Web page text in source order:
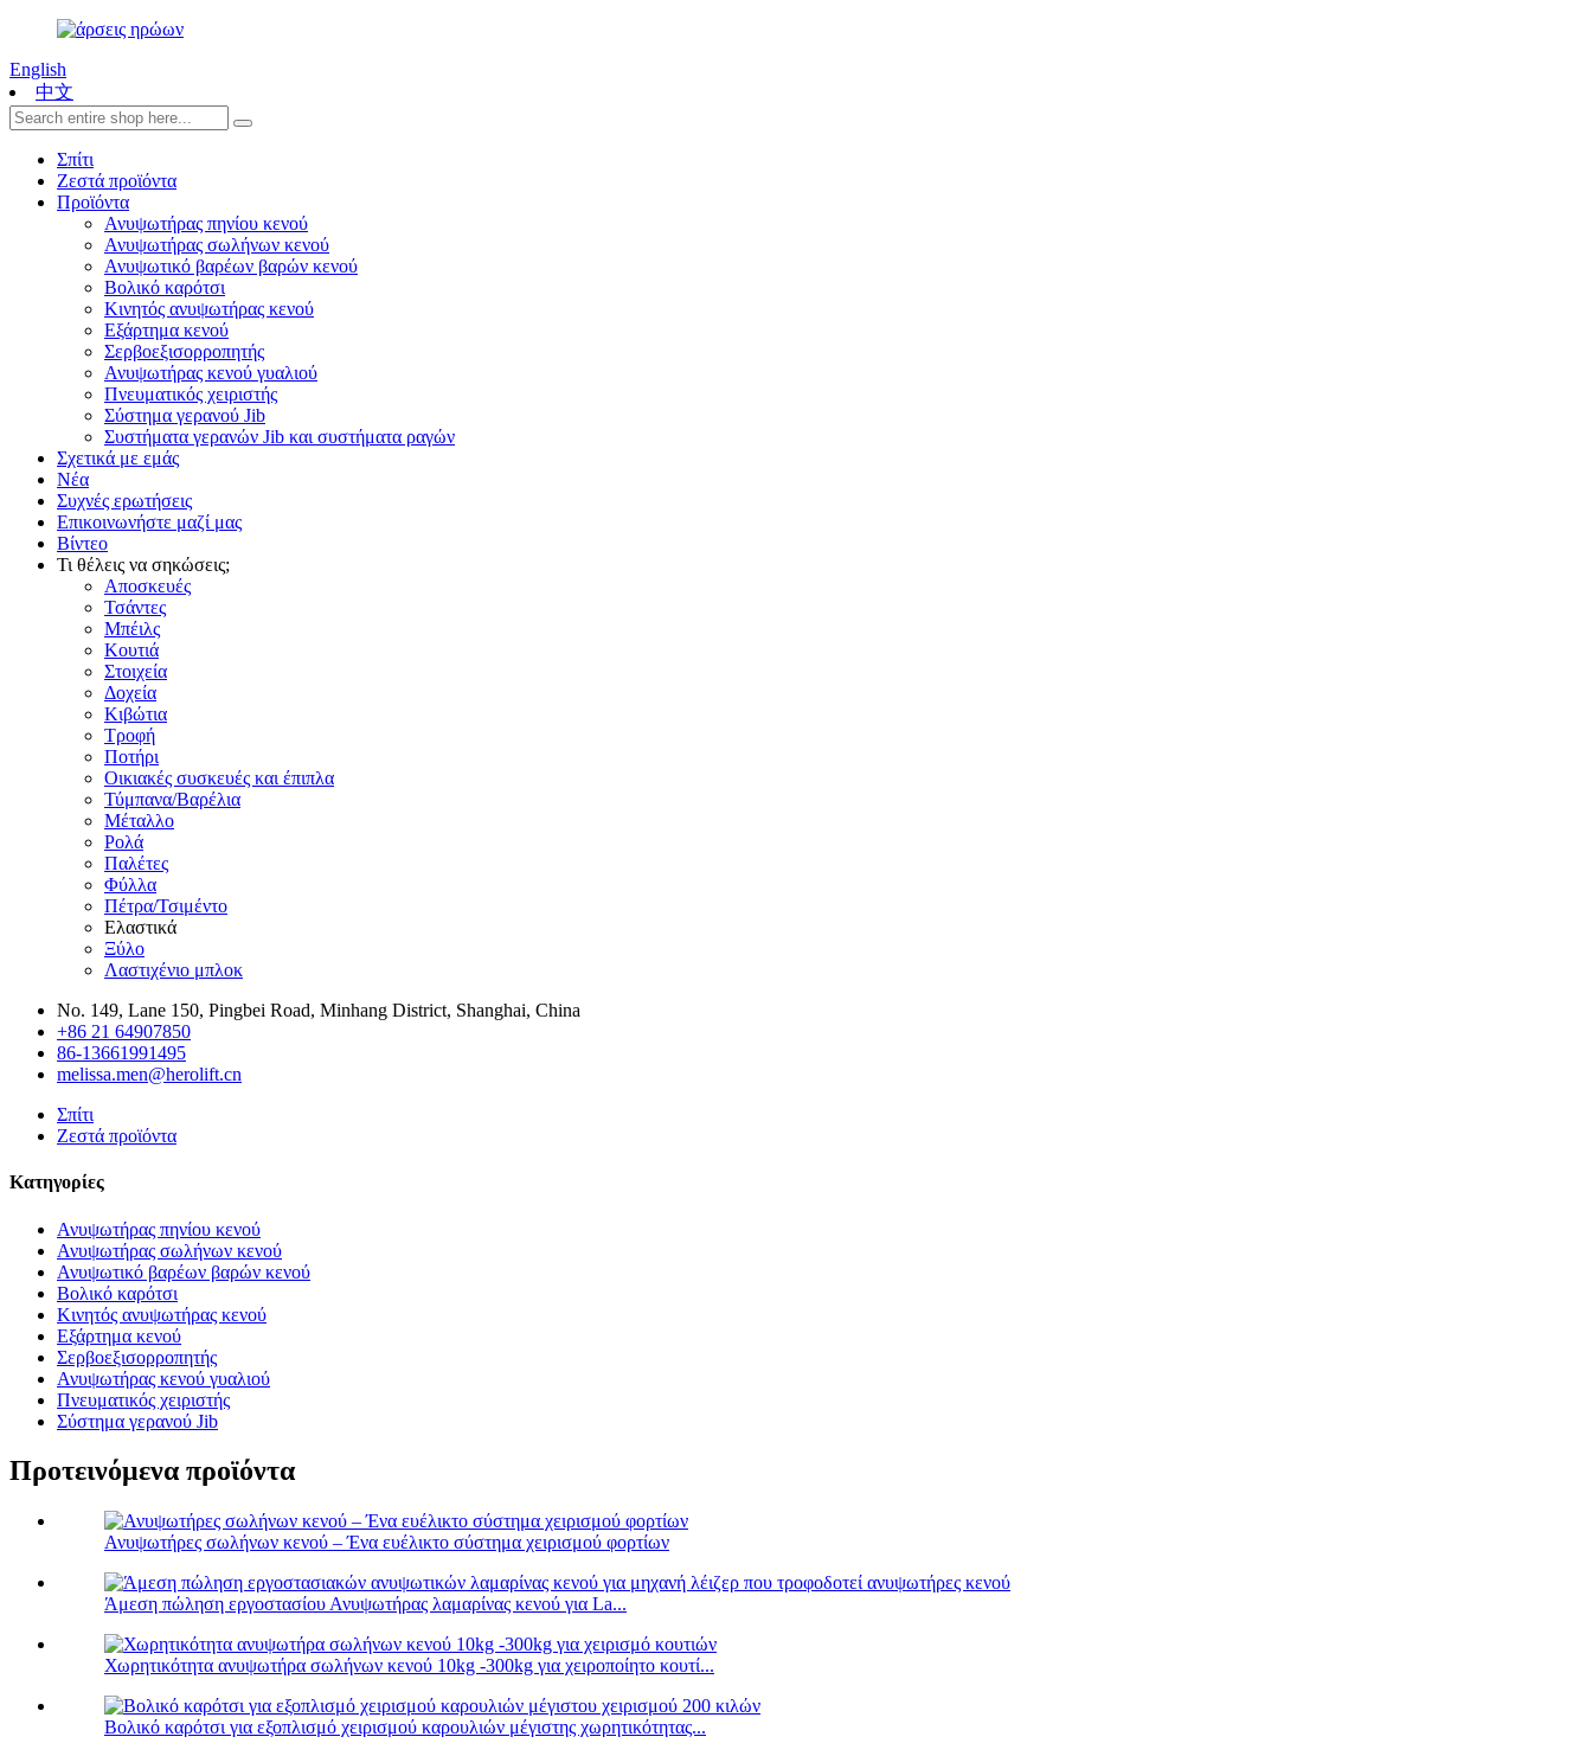
English
中文
Σπίτι
Ζεστά προϊόντα
Προϊόντα
Ανυψωτήρας πηνίου κενού
Ανυψωτήρας σωλήνων κενού
Ανυψωτικό βαρέων βαρών κενού
Βολικό καρότσι
Κινητός ανυψωτήρας κενού
Εξάρτημα κενού
Σερβοεξισορροπητής
Ανυψωτήρας κενού γυαλιού
Πνευματικός χειριστής
Σύστημα γερανού Jib
Συστήματα γερανών Jib και συστήματα ραγών
Σχετικά με εμάς
Νέα
Συχνές ερωτήσεις
Επικοινωνήστε μαζί μας
Βίντεο
Τι θέλεις να σηκώσεις;
Αποσκευές
Τσάντες
Μπέιλς
Κουτιά
Στοιχεία
Δοχεία
Κιβώτια
Τροφή
Ποτήρι
Οικιακές συσκευές και έπιπλα
Τύμπανα/Βαρέλια
Μέταλλο
Ρολά
Παλέτες
Φύλλα
Πέτρα/Τσιμέντο
Ελαστικά
Ξύλο
Λαστιχένιο μπλοκ
No. 149, Lane 150, Pingbei Road, Minhang District, Shanghai, China
+86 21 64907850
86-13661991495
melissa.men@herolift.cn
Σπίτι
Ζεστά προϊόντα
Κατηγορίες
Ανυψωτήρας πηνίου κενού
Ανυψωτήρας σωλήνων κενού
Ανυψωτικό βαρέων βαρών κενού
Βολικό καρότσι
Κινητός ανυψωτήρας κενού
Εξάρτημα κενού
Σερβοεξισορροπητής
Ανυψωτήρας κενού γυαλιού
Πνευματικός χειριστής
Σύστημα γερανού Jib
Προτεινόμενα προϊόντα
Ανυψωτήρες σωλήνων κενού – Ένα ευέλικτο σύστημα χειρισμού φορτίων
Άμεση πώληση εργοστασίου Ανυψωτήρας λαμαρίνας κενού για La...
Χωρητικότητα ανυψωτήρα σωλήνων κενού 10kg -300kg για χειροποίητο κουτί...
Βολικό καρότσι για εξοπλισμό χειρισμού καρουλιών μέγιστης χωρητικότητας...